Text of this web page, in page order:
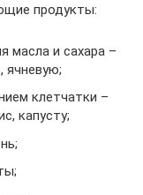
продукты:
масла и сахара –
ячневую;
клетчатки –
капусту;